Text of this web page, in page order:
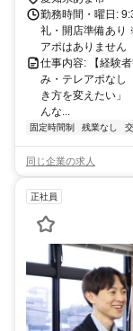
勤務時間・曜日:
礼・開店準備あり
アポはありません
仕事内容: 【経験
み・テレアポなし
き方を変えたい」
んな...
固定時間制 残業なし
同じ企業の求人
正社員